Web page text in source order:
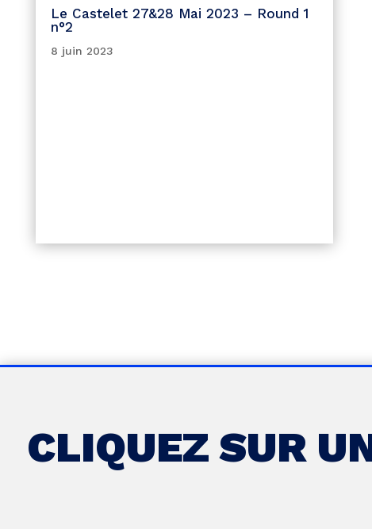
Le Castelet 27&28 Mai 2023 – Round 1
n°2
8 juin 2023
CLIQUEZ SUR